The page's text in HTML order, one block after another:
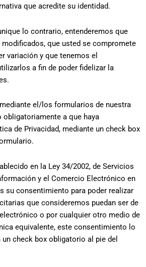
que acredite su identidad.
lo contrario, entenderemos que
que usted se compromete
variación y que tenemos el
a fin de poder fidelizar la
el/los formularios de nuestra
obligatoriamente a que haya
de Privacidad, mediante un check box
en la Ley 34/2002, de Servicios
y el Comercio Electrónico en
su consentimiento para poder realizar
que consideremos puedan ser de
o por cualquier otro medio de
equivalente, este consentimiento lo
check box obligatorio al pie del